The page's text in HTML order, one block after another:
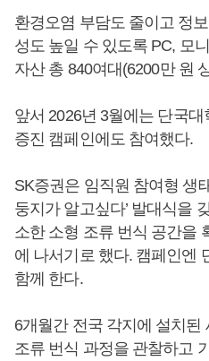
환경오염 부담도 줄이고 정
성도 높일 수 있도록 PC, 모
자산 총 840여대(6200만 원
앞서 2026년 3월에는 단국
증진 캠페인에도 참여했다.
SK증권은 임직원 참여형 생
둥지가 알고싶다’ 발대식을
소한 소형 조류 번식 공간을
에 나서기로 했다. 캠페인엔
함께 한다.
6개월간 전국 각지에 설치된
조류 번식 과정을 관찰하고